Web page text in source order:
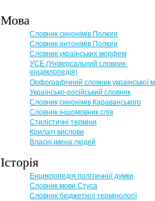
Мова
Словник синонімів Полюги
Словник антонімів Полюги
Словник українських морфем
УСЕ (Універсальний словник-
енциклопедія)
Орфографічний словник української
Українсько-російський словник
Словник синонімів Караванського
Словник іншомовник слів
Стилістичні терміни
Крилаті вислови
Власні імена людей
Історія
Енциклопедія політичної думки
Словник мови Стуса
Словник бюджетної термінології